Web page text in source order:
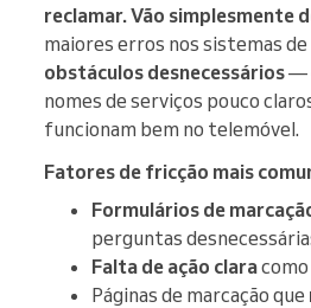
reclamar. Vão simplesmente
maiores erros nos sistemas de
obstáculos desnecessários—
nomes de serviços pouco
funcionam bem no telemóvel.
Fatores de fricção mais
Formulários de
perguntas
Falta de ação claracomo
Páginas de marcação que